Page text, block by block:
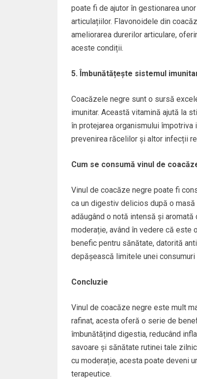
poate fi de ajutor în gestionarea
articulațiilor. Flavonoidele din
ameliorarea durerilor articulare,
aceste condiții.
5. Îmbunătățește sistemul
Coacăzele negre sunt o sursă
imunitar. Această vitamină ajută la
în protejarea organismului
prevenirea răcelilor și altor infecții
Cum se consumă vinul de
Vinul de coacăze negre poate fi
ca un digestiv delicios după o
adăugând o notă intensă și
moderație, având în vedere că este
benefic pentru sănătate, datorită
depășească limitele unei
Concluzie
Vinul de coacăze negre este mult
rafinat, acesta oferă o serie de
îmbunătățind digestia, reducând
savoare și sănătate rutinei tale
cu moderație, acesta poate deveni
terapeutice.